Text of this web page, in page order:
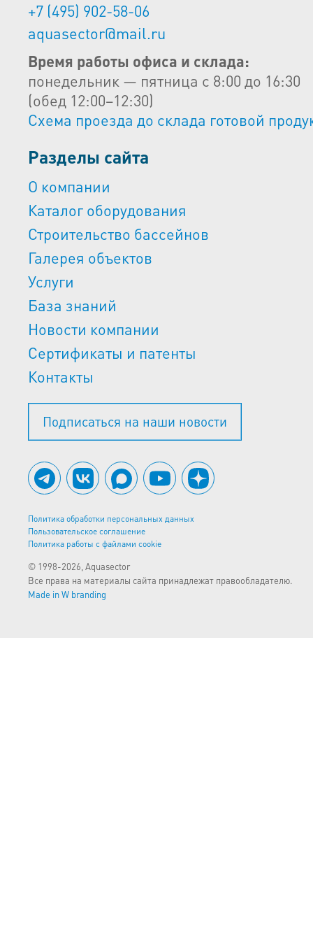
+7 (495) 902-58-06
aquasector@mail.ru
Время работы офиса и склада:
понедельник — пятница с 8:00 до 16:30
(обед 12:00–12:30)
Схема проезда до склада готовой
Разделы сайта
О компании
Каталог оборудования
Строительство бассейнов
Галерея объектов
Услуги
База знаний
Новости компании
Сертификаты и патенты
Контакты
Подписаться на наши новости
Политика обработки персональных данных
Пользовательское соглашение
Политика работы с файлами cookie
© 1998-2026, Aquasector
Все права на материалы сайта принадлежат правообладателю.
Made in W branding